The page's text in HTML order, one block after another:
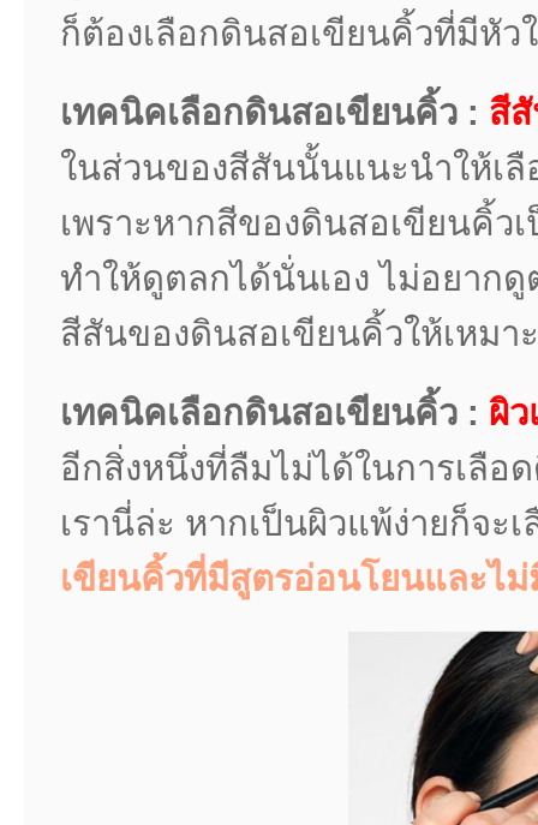
ก็ต้องเลือกดินสอเขียนคิ้วที่มีหัว
เทคนิคเลือกดินสอเขียนคิ้ว : สี
ในส่วนของสีสันนั้นแนะนำให้เลื
เพราะหากสีของดินสอเขียนคิ้ว
ทำให้ดูตลกได้นั่นเอง ไม่อยาก
สีสันของดินสอเขียนคิ้วให้เหมา
เทคนิคเลือกดินสอเขียนคิ้ว : ผิว
อีกสิ่งหนึ่งที่ลืมไม่ได้ในการเลื
เรานี่ล่ะ หากเป็นผิวแพ้ง่ายก็จะ
เขียนคิ้วที่มีสูตรอ่อนโยนและไ